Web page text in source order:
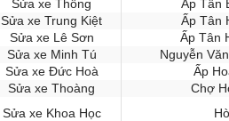
Sửa xe Thông
Ấp Tân
Sửa xe Trung Kiệt
Ấp Tân
Sửa xe Lê Sơn
Ấp Tân
Sửa xe Minh Tú
Nguyễn
Sửa xe Đức Hoà
Ấp
Sửa xe Thoàng
Chợ
Sửa xe Khoa Học